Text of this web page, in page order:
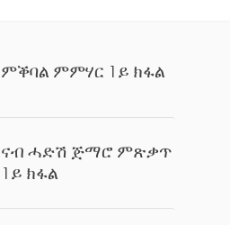
ምቕባል ምምሃር 1ይ ክፋል
ናብ ሓድሽ ጅማሮ ምጽቃጥ
1ይ ክፋል